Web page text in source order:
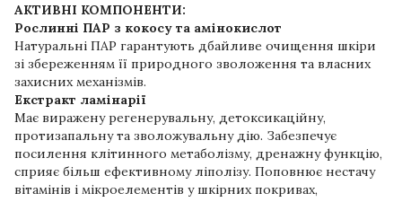
АКТИВНІ КОМПОНЕНТИ:
Рослинні ПАР з кокосу та амінокислот
Натуральні ПАР гарантують дбайливе очищення шкіри
зі збереженням її природного зволоження та власних
захисних механізмів.
Екстракт ламінарії
Має виражену регенерувальну, детоксикаційну,
протизапальну та зволожувальну дію. Забезпечує
посилення клітинного метаболізму, дренажну функцію,
сприяє більш ефективному ліполізу. Поповнює нестачу
вітамінів і мікроелементів у шкірних покривах,